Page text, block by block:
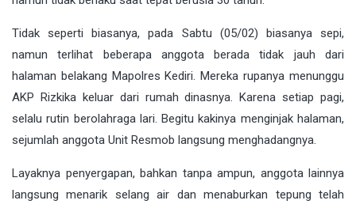
Tidak seperti biasanya, pada Sabtu (05/02) biasanya sepi,
namun terlihat beberapa anggota berada tidak jauh dari
halaman belakang Mapolres Kediri. Mereka rupanya menunggu
AKP Rizkika keluar dari rumah dinasnya. Karena setiap pagi,
selalu rutin berolahraga lari. Begitu kakinya menginjak halaman,
sejumlah anggota Unit Resmob langsung menghadangnya.
Layaknya penyergapan, bahkan tanpa ampun, anggota lainnya
langsung menarik selang air dan menaburkan tepung telah